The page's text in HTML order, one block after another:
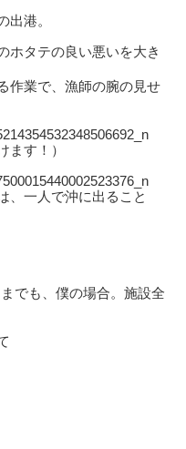
出港。
ホタテの良い悪いを大き
作業で、漁師の腕の見せ
ます！）
、一人で沖に出ること
でも、僕の場合。施設全